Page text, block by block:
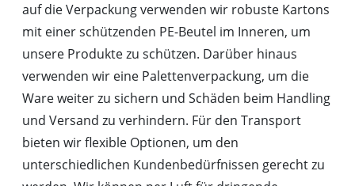
auf die Verpackung verwenden wir robuste Kartons
mit einer schützenden PE-Beutel im Inneren, um
unsere Produkte zu schützen. Darüber hinaus
verwenden wir eine Palettenverpackung, um die
Ware weiter zu sichern und Schäden beim Handling
und Versand zu verhindern. Für den Transport
bieten wir flexible Optionen, um den
unterschiedlichen Kundenbedürfnissen gerecht zu